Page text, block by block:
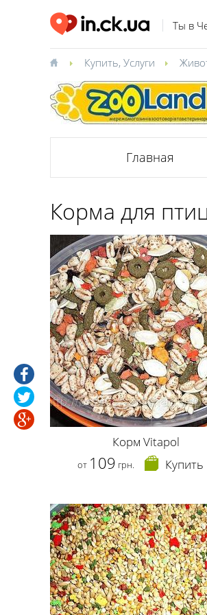
Ты в
Купить, Услуги
Главная
Корма для
Корм Vitapol
от 109 грн. Купить